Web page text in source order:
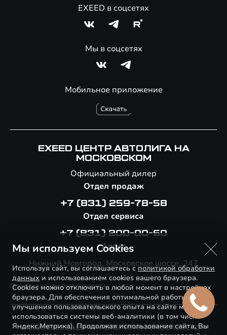
Мобильное приложение
EXEED в соцсетях
Мы в соцсетях
EXEED ЦЕНТР АВТОЛИГА НА
МОСКОВСКОМ
Официальный дилер
Отдел продаж
+7 (831) 259-78-58
Отдел сервиса
+7 (831) 200-00-60
Адрес
Нижний Новгород, Московское шоссе, 247
Политика конфиденциальности
© 2026 EXEED ЦЕНТР АВТОЛИГА НА МОСКОВСКОМ
Мы используем Cookies
Используя сайт, вы соглашаетесь сполитикой обработки
данных и использованием cookies вашего браузера.
Cookies можно отключить в любой момент в настройках
браузера. Для обеспечения оптимальной работы и
улучшения пользовательского опыта на сайте могут
использоваться системы веб-аналитики (в том числе
Яндекс.Метрика). Продолжая использование сайта, Вы